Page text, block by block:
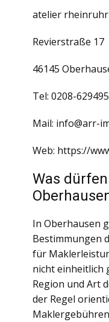
atelier
Revierstraße 17
46145
Tel: 0208-
Mail: info@arr-
Web: https://
Was
In Oberhausen
Bestimmungen
für
nicht einheitlich
Region und Art
der Regel